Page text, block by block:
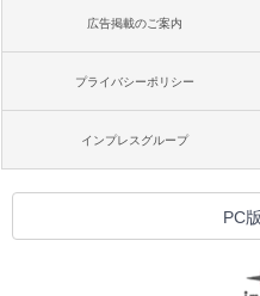
広告掲載のご案内
プライバシーポリシー
インプレスグループ
PC